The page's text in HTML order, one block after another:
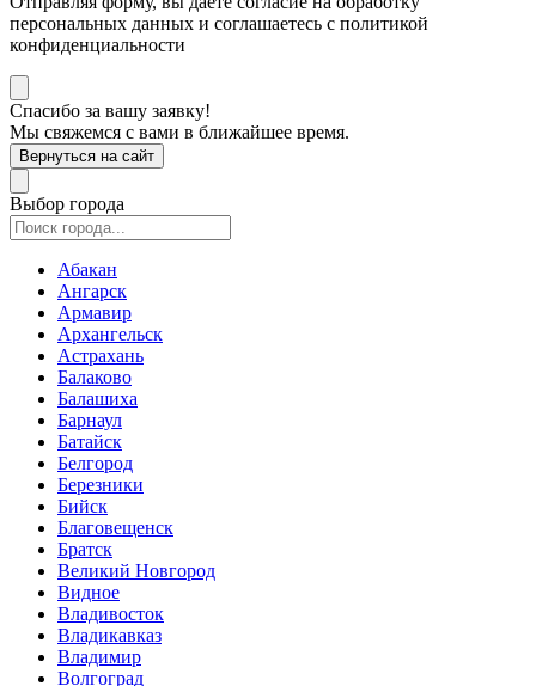
персональных данных и соглашаетесь с политикой
конфиденциальности
Спасибо за вашу заявку!
Мы свяжемся с вами в ближайшее время.
Вернуться на сайт
Выбор города
Абакан
Ангарск
Армавир
Архангельск
Астрахань
Балаково
Балашиха
Барнаул
Батайск
Белгород
Березники
Бийск
Благовещенск
Братск
Великий Новгород
Видное
Владивосток
Владикавказ
Владимир
Волгоград